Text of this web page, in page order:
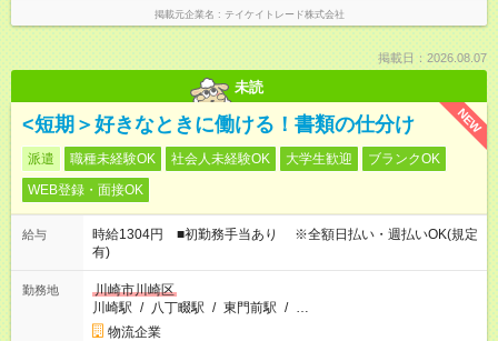
掲載元企業名 テイケイトレード株式会社
掲載日：2026.08.07
未読
NEW
<短期＞好きなときに働ける！書類の仕分け
派遣 職種未経験OK 社会人未経験OK 大学生歓迎
ブランクOK
WEB登録・面接OK
給与
時給1304円 ■初勤務手当あり ※全額日払い・週払いOK(規定
有)
勤務地
川崎市川崎区
川崎駅 / 八丁畷駅 / 東門前駅 / …
物流企業